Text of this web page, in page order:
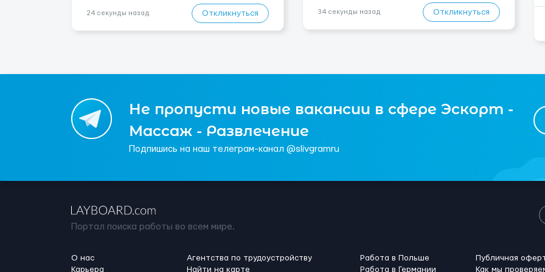
электромонтажных норм. Где работать? Страна:
Германия Город: (в основном...
24 секунды назад Откликнуться
(иногда с 07:00...
34 секунды назад Откликнуться
Не пропусти новые вакансии в сфере Эскорт -
Массаж - Развлечение
Подпишись на наш телеграм-канал @slivgramru
Портал поиска работы во всем мире.
О нас
Карьера
Агентства по трудоустройству
Найти на карте
Работа в Польше
Работа в Германии
Публичная
Как мы